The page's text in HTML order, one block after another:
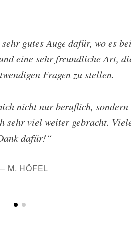
gutes Auge dafür, wo es
eine sehr freundliche Art,
Fragen zu stellen.
nicht nur beruflich, sondern
sehr viel weiter gebracht.
dafür!“
– M. HÖFEL